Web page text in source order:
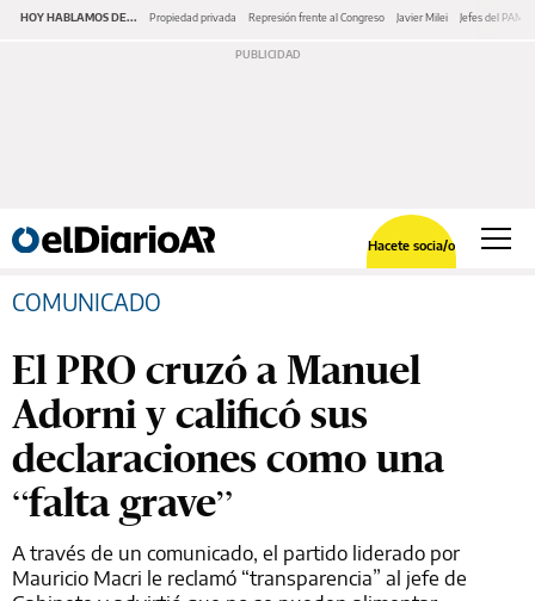
HOY HABLAMOS DE... Propiedad privada Represión frente al Congreso Javier Milei Jefes del PAMI
Hacete socia/o
COMUNICADO
El PRO cruzó a Manuel
Adorni y calificó sus
declaraciones como una
“falta grave”
A través de un comunicado, el partido liderado por
Mauricio Macri le reclamó “transparencia” al jefe de